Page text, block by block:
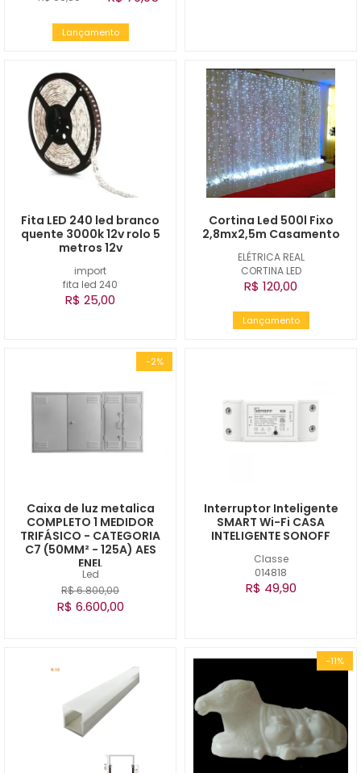
Lançamento
import
fita led 240
Fita LED 240 led branco
quente 3000k 12v rolo 5
metros 12v
R$ 25,00
ELÉTRICA REAL
CORTINA LED
Cortina Led 500l Fixo
2,8mx2,5m Casamento
R$ 120,00
Lançamento
-2%
Led
Caixa de luz metalica
COMPLETO 1 MEDIDOR
TRIFÁSICO - CATEGORIA
C7 (50MM² - 125A) AES
ENEL
R$ 6.800,00
R$ 6.600,00
Classe
014818
Interruptor Inteligente
SMART Wi-Fi CASA
INTELIGENTE SONOFF
R$ 49,90
-11%